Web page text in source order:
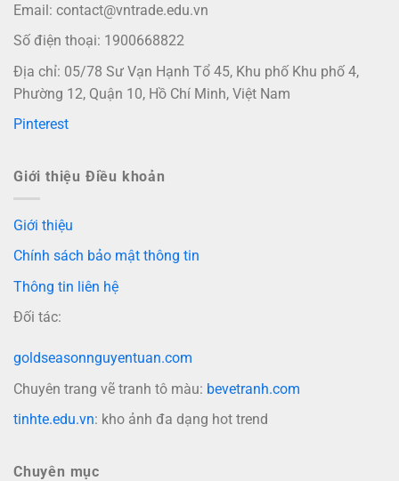
Email: contact@vntrade.edu.vn
Số điện thoại: 1900668822
Địa chỉ: 05/78 Sư Vạn Hạnh Tổ 45, Khu phố Khu phố 4,
Phường 12, Quận 10, Hồ Chí Minh, Việt Nam
Pinterest
Giới thiệu Điều khoản
Giới thiệu
Chính sách bảo mật thông tin
Thông tin liên hệ
Đối tác:
goldseasonnguyentuan.com
Chuyên trang vẽ tranh tô màu: bevetranh.com
tinhte.edu.vn: kho ảnh đa dạng hot trend
Chuyên mục